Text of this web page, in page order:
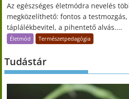
Az egészséges életmódra nevelés
megközelíthető: fontos a
táplálékbevitel, a pihentető alvás....
Életmód Természetpedagógia
Tudástár